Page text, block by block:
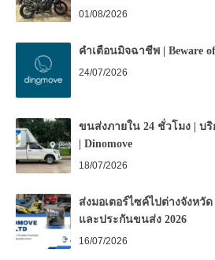
01/08/2026
คำเตือนมิจฉาชีพ | Beware
24/07/2026
ขนส่งภายใน 24 ชั่วโมง | บ
| Dinomove
18/07/2026
ส่งมอเตอร์ไซค์ไปต่างจังหวั
และประกันขนส่ง 2026
16/07/2026